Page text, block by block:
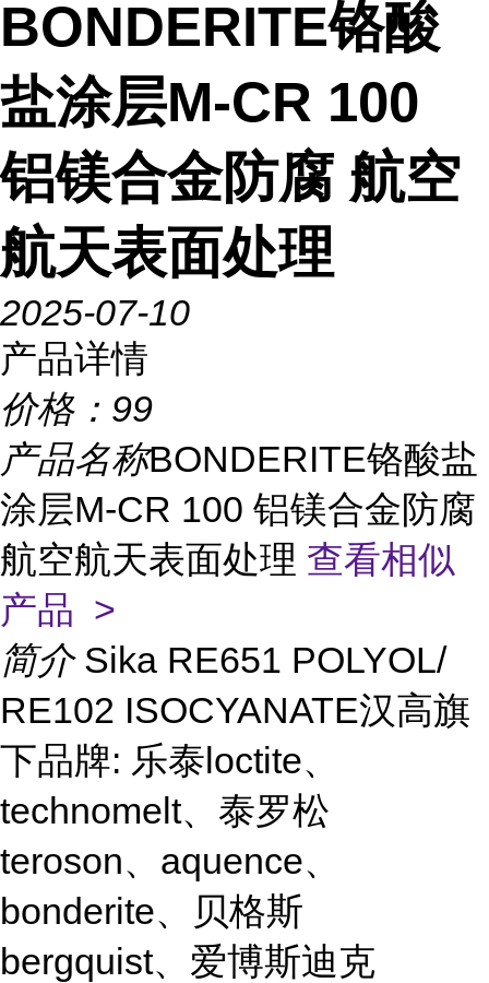
BONDERITE铬酸
盐涂层M-CR 100
铝镁合金防腐 航空
航天表面处理
2025-07-10
产品详情
价格： 99
产品名称BONDERITE铬酸盐
涂层M-CR 100 铝镁合金防腐
航空航天表面处理 查看相似
产品 >
简介 Sika RE651 POLYOL/
RE102 ISOCYANATE汉高旗
下品牌: 乐泰loctite、
technomelt、泰罗松
teroson、aquence、
bonderite、贝格斯
bergquist、爱博斯迪克